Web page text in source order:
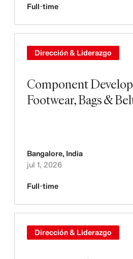
Full-time
Component
Footwear, Bags &
Dirección & Liderazgo
Bangalore, India
jul 1, 2026
Full-time
Dirección & Liderazgo